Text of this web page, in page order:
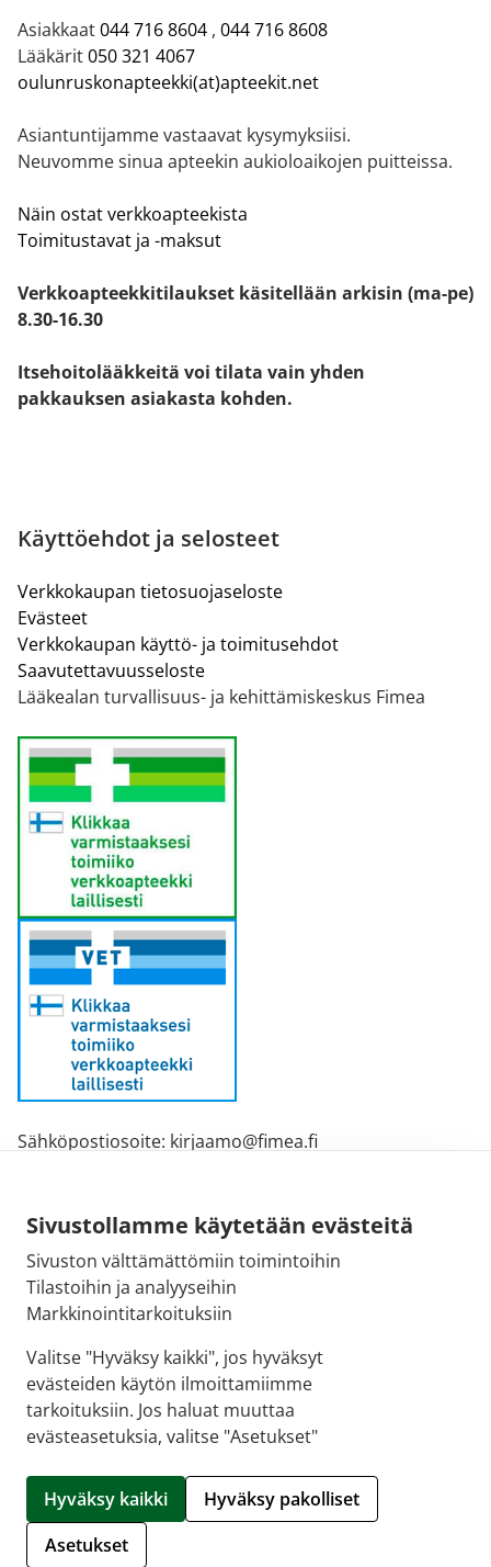
Sivustollamme käytetään evästeitä
Sivuston välttämättömiin toimintoihin
Tilastoihin ja analyyseihin
Markkinointitarkoituksiin
Valitse "Hyväksy kaikki", jos hyväksyt
evästeiden käytön ilmoittamiimme
tarkoituksiin. Jos haluat muuttaa
evästeasetuksia, valitse "Asetukset"
Hyväksy kaikki
Hyväksy pakolliset
Asetukset
Asiakkaat044 716 8604 , 044 716 8608
Lääkärit050 321 4067
oulunruskonapteekki(at)apteekit.net
Asiantuntijamme vastaavat kysymyksiisi.
Neuvomme sinua apteekin aukioloaikojen puitteissa.
Näin ostat verkkoapteekista
Toimitustavat ja -maksut
Verkkoapteekkitilaukset käsitellään arkisin (ma-pe)
8.30-16.30
Itsehoitolääkkeitä voi tilata vain yhden
pakkauksen asiakasta kohden.
Käyttöehdot ja selosteet
Verkkokaupan tietosuojaseloste
Evästeet
Verkkokaupan käyttö- ja toimitusehdot
Saavutettavuusseloste
Lääkealan turvallisuus- ja kehittämiskeskus Fimea
Sähköpostiosoite: kirjaamo@fimea.fi
Hallitse evästeitä